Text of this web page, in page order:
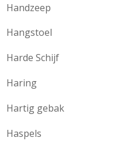
Handzeep
Hangstoel
Harde Schijf
Haring
Hartig gebak
Haspels